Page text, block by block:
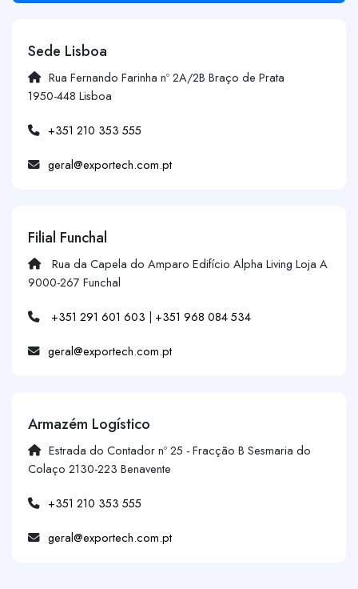
Sede Lisboa
Rua Fernando Farinha nº 2A/2B Braço de Prata
1950-448 Lisboa
+351 210 353 555
geral@exportech.com.pt
Filial Funchal
Rua da Capela do Amparo Edifício Alpha Living Loja A
9000-267 Funchal
+351 291 601 603 | +351 968 084 534
geral@exportech.com.pt
Armazém Logístico
Estrada do Contador nº 25 - Fracção B Sesmaria do
Colaço 2130-223 Benavente
+351 210 353 555
geral@exportech.com.pt